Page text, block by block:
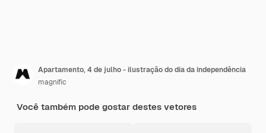
Apartamento, 4 de julho - ilustração do dia da independência
magnific
Você também pode gostar destes vetores